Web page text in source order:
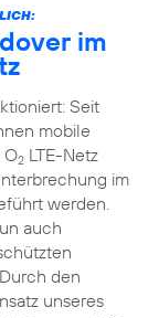
im
Seit
mobile
O2LTE-Netz
im
werden.
auch
den
unseres